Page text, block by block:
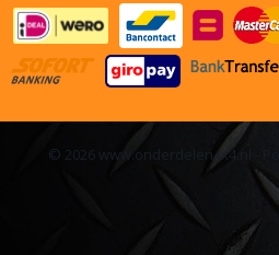
© 2026 www.onderdelen4x4.nl -